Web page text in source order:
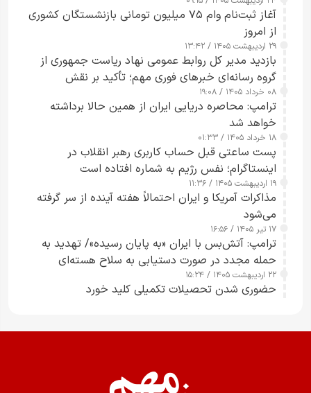
آغاز ثبت‌نام وام ۷۵ میلیون تومانی بازنشستگان کشوری
از امروز
۲۹ اردیبهشت ۱۴۰۵ / ۱۳:۴۲
بازدید مدیر کل روابط عمومی نهاد ریاست جمهوری از
گروه رسانه‌ای خبرهای فوری مهم؛ تأکید بر نقش
رسانه‌های هوشمند و مسئول در ارتقای آگاهی عمومی
۰۸ خرداد ۱۴۰۵ / ۱۹:۰۸
ترامپ: محاصره دریایی ایران از همین حالا برداشته
خواهد شد
۱۸ خرداد ۱۴۰۵ / ۰۱:۳۳
پست ساعتی قبل حساب کاربری رهبر انقلاب در
اینستاگرام؛ نفس رژیم به شماره افتاده است​
۱۹ اردیبهشت ۱۴۰۵ / ۱۱:۳۶
مذاکرات آمریکا و ایران احتمالاً هفته آینده از سر گرفته
می‌شود
۱۷ تیر ۱۴۰۵ / ۱۶:۵۶
ترامپ: آتش‌بس با ایران «به پایان رسیده»/ تهدید به
حمله مجدد در صورت دستیابی به سلاح هسته‌ای
۲۲ اردیبهشت ۱۴۰۵ / ۱۵:۲۴
حضوری شدن تحصیلات تکمیلی کلید خورد